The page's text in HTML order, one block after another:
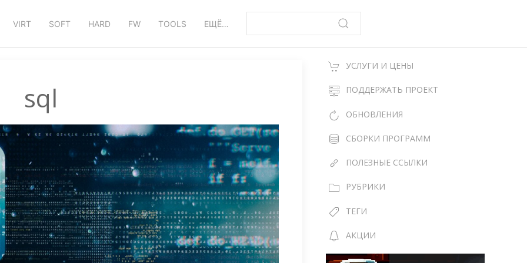
VIRT SOFT HARD FW TOOLS ЕЩЁ…
sql
УСЛУГИ И ЦЕНЫ
ПОДДЕРЖАТЬ ПРОЕКТ
ОБНОВЛЕНИЯ
СБОРКИ ПРОГРАММ
ПОЛЕЗНЫЕ ССЫЛКИ
РУБРИКИ
ТЕГИ
АКЦИИ